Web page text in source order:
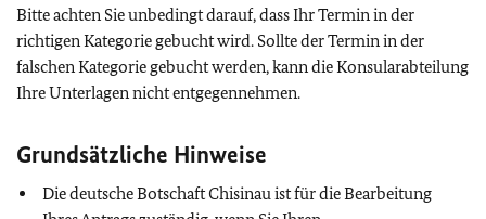
Bitte achten Sie unbedingt darauf, dass Ihr Termin in der
richtigen Kategorie gebucht wird. Sollte der Termin in der
falschen Kategorie gebucht werden, kann die Konsularabteilung
Ihre Unterlagen nicht entgegennehmen.
Grundsätzliche Hinweise
Die deutsche Botschaft Chisinau ist für die Bearbeitung